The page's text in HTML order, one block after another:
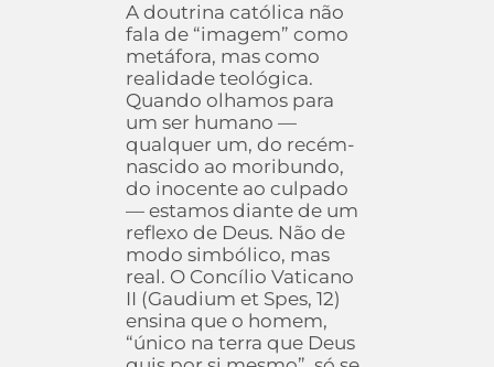
A doutrina católica não
fala de “imagem” como
metáfora, mas como
realidade teológica.
Quando olhamos para
um ser humano —
qualquer um, do recém-
nascido ao moribundo,
do inocente ao culpado
— estamos diante de um
reflexo de Deus. Não de
modo simbólico, mas
real. O Concílio Vaticano
II (Gaudium et Spes, 12)
ensina que o homem,
“único na terra que Deus